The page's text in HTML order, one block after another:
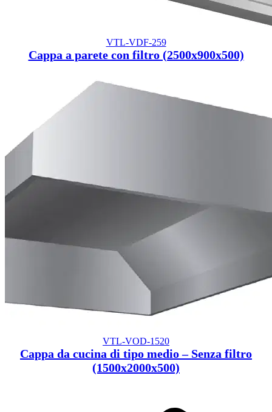
VTL-VDF-259
Cappa a parete con filtro (2500x900x500)
VTL-VOD-1520
Cappa da cucina di tipo medio – Senza filtro
(1500x2000x500)